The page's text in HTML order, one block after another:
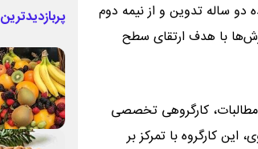
دو ساله تدوین و از نیمه دوم
با هدف ارتقای سطح
کارگروهی تخصصی
کارگروه با تمرکز بر
پربازدیدترین